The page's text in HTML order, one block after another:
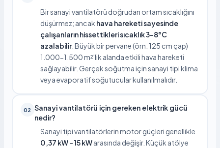
Bir sanayi vantilatörü doğrudan ortam sıcaklığını
düşürmez; ancak hava hareketi sayesinde
çalışanların hissettikleri sıcaklık 3-8°C
azalabilir. Büyük bir pervane (örn. 125 cm çap)
1.000-1.500 m²'lik alanda etkili hava hareketi
sağlayabilir. Gerçek soğutma için sanayi tipi klima
veya evaporatif soğutucular kullanılmalıdır.
02
Sanayi vantilatörü için gereken elektrik gücü
nedir?
Sanayi tipi vantilatörlerin motor güçleri genellikle
0,37 kW – 15 kWarasında değişir. Küçük atölye